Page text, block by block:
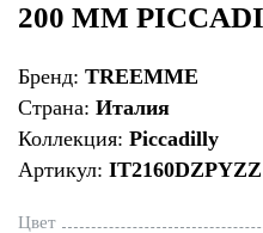
200 ММ
Бренд: TREEMME
Страна: Италия
Коллекция: Piccadilly
Артикул: IT2160DZPYZZ
Цвет